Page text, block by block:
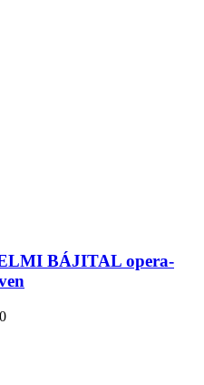
BÁJITAL opera-